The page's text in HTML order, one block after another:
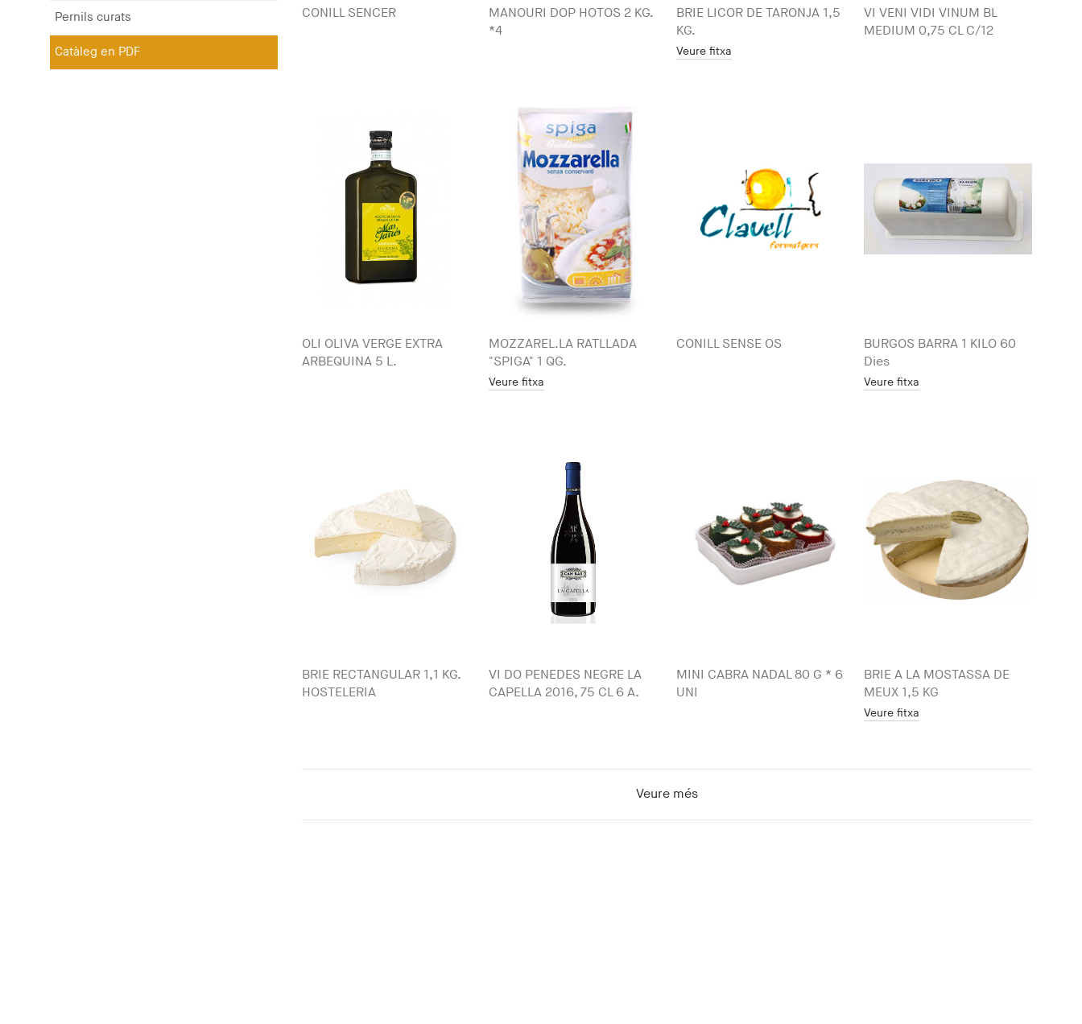
Pernils curats
Catàleg en PDF
CONILL SENCER
MANOURI DOP HOTOS 2 KG.
*4
BRIE LICOR DE TARONJA 1,5
KG.
Veure fitxa
VI VENI VIDI VINUM BL
MEDIUM 0,75 CL C/12
OLI OLIVA VERGE EXTRA
ARBEQUINA 5 L.
MOZZAREL.LA RATLLADA
"SPIGA" 1 QG.
Veure fitxa
CONILL SENSE OS
BURGOS BARRA 1 KILO 60
Dies
Veure fitxa
BRIE RECTANGULAR 1,1 KG.
HOSTELERIA
VI DO PENEDES NEGRE LA
CAPELLA 2016, 75 CL 6 A.
MINI CABRA NADAL 80 G * 6
UNI
BRIE A LA MOSTASSA DE
MEUX 1,5 KG
Veure fitxa
Veure més